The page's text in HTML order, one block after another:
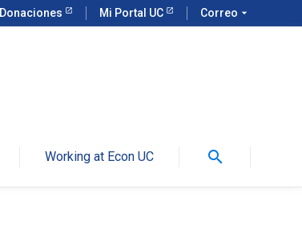
Donaciones Mi Portal UC Correo arrow_drop_down
Working at Econ UC search